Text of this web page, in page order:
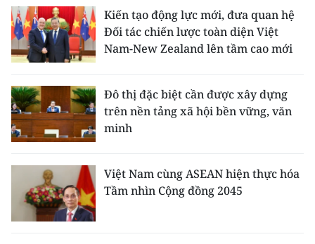
Kiến tạo động lực mới, đưa quan hệ
Đối tác chiến lược toàn diện Việt
Nam-New Zealand lên tầm cao mới
Đô thị đặc biệt cần được xây dựng
trên nền tảng xã hội bền vững, văn
minh
Việt Nam cùng ASEAN hiện thực hóa
Tầm nhìn Cộng đồng 2045